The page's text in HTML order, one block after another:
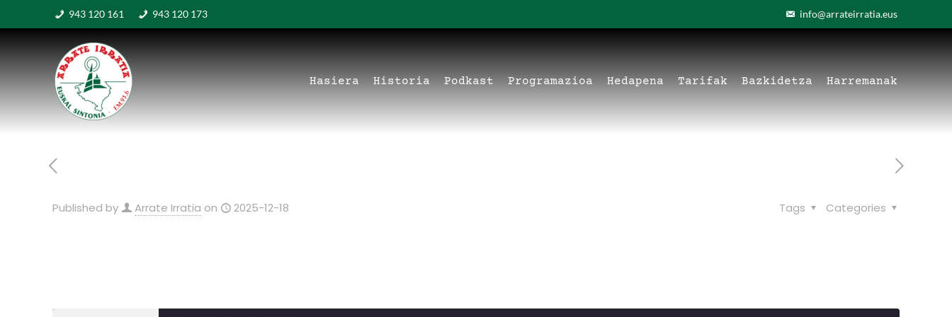
943 120 161 943 120 173 info@arrateirratia.eus
Hasiera Historia Podkast Programazioa Hedapena Tarifak Bazkidetza Harremanak
Published by Arrate Irratia on 2025-12-18 Categories
Tags